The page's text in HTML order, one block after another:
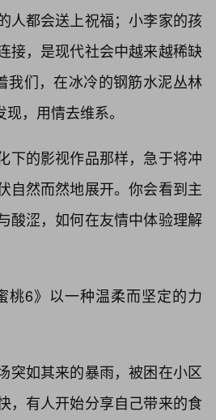
人都会送上祝福；小李家的孩
接，是现代社会中越来越稀缺
我们，在冰冷的钢筋水泥丛林
，用情去维系。
下的影视作品那样，急于将冲
自然而然地展开。你会看到主
酸涩，如何在友情中体验理解
桃6》以一种温柔而坚定的力
突如其来的暴雨，被困在小区
，有人开始分享自己带来的食